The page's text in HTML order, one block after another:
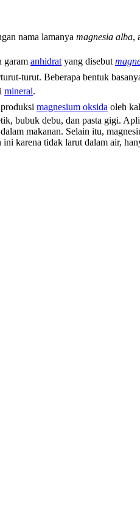
nama lamanya magnesia alba,
garam anhidrat yang disebut
turut. Beberapa bentuk
mineral.
magnesium oksida oleh
bubuk debu, dan pasta gigi.
makanan. Selain itu,
karena tidak larut dalam air,